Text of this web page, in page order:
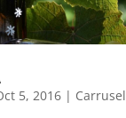
5, 2016| Carrusel